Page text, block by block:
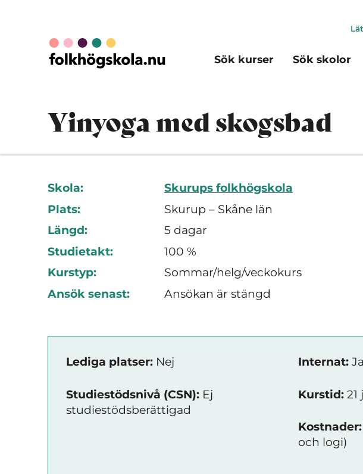
Sök kurser Sök skolor
Yinyoga med skogsbad
Skola:
Skurups folkhögskola
Plats:
Skurup – Skåne län
Längd:
5 dagar
Studietakt:
100 %
Kurstyp:
Sommar/helg/veckokurs
Ansök senast:
Ansökan är stängd
Lediga platser: Nej
Studiestödsnivå (CSN): Ej
studiestödsberättigad
Internat: Ja
Kurstid: 21
Kostnader:
och logi)